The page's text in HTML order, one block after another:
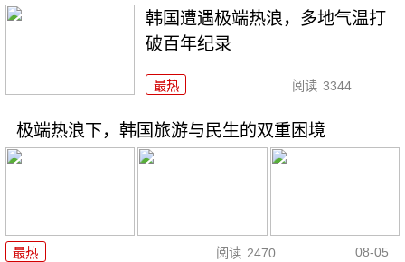
韩国遭遇极端热浪，多地气温打
破百年纪录
最热 阅读 3344
极端热浪下，韩国旅游与民生的双重困境
最热 阅读 2470 08-05